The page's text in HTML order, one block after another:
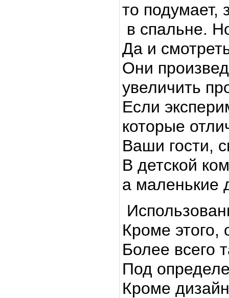
то
в спальне.
Да и
Они
увеличить
Если
которые
Ваши гости,
В детской
а маленькие
Кроме этого,
Более всего
Под
Кроме